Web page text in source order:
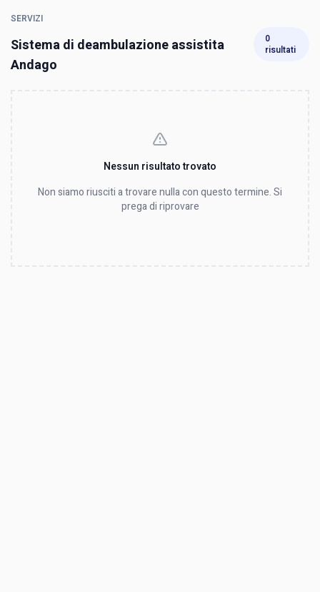
SERVIZI
Sistema di deambulazione assistita
Andago
0
risultati
Nessun risultato trovato
Non siamo riusciti a trovare nulla con questo termine. Si
prega di riprovare